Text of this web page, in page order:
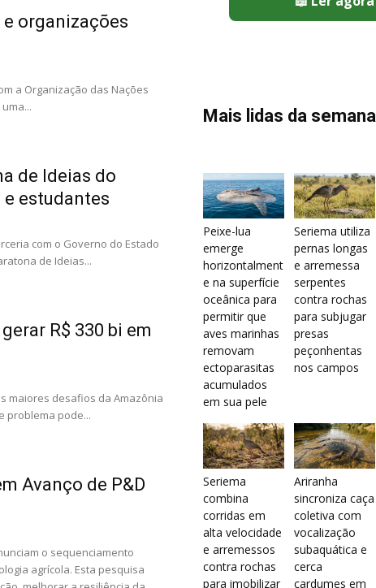
organizações
a Organização das Nações
de Ideias do
estudantes
com o Governo do Estado
de Ideias...
R$ 330 bi em
maiores desafios da Amazônia
problema pode...
Avanço de P&D
o sequenciamento
agrícola. Esta pesquisa
Mais lidas da semana
Peixe-lua
emerge
horizontalment
e na superfície
oceânica para
permitir que
aves marinhas
removam
ectoparasitas
acumulados
em sua pele
Seriema utiliza
pernas longas
e arremessa
serpentes
contra rochas
para subjugar
presas
peçonhentas
nos campos
Seriema
combina
corridas em
alta velocidade
e arremessos
contra rochas
para imobilizar
Ariranha
sincroniza caça
coletiva com
vocalização
subaquática e
cerca
cardumes em